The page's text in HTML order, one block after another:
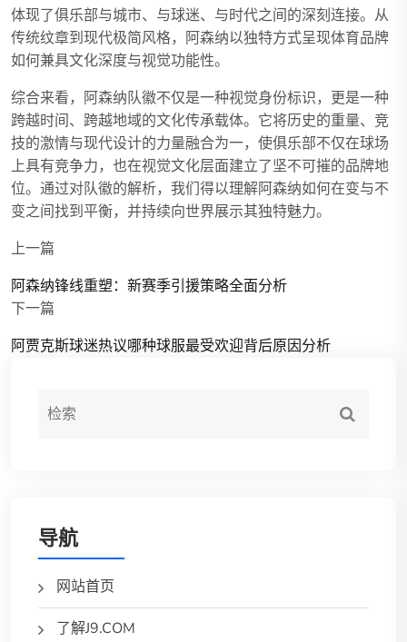
体现了俱乐部与城市、与球迷、与时代之间的深刻连接。从
传统纹章到现代极简风格，阿森纳以独特方式呈现体育品牌
如何兼具文化深度与视觉功能性。
综合来看，阿森纳队徽不仅是一种视觉身份标识，更是一种
跨越时间、跨越地域的文化传承载体。它将历史的重量、竞
技的激情与现代设计的力量融合为一，使俱乐部不仅在球场
上具有竞争力，也在视觉文化层面建立了坚不可摧的品牌地
位。通过对队徽的解析，我们得以理解阿森纳如何在变与不
变之间找到平衡，并持续向世界展示其独特魅力。
上一篇
阿森纳锋线重塑：新赛季引援策略全面分析
下一篇
阿贾克斯球迷热议哪种球服最受欢迎背后原因分析
导航
网站首页
了解J9.COM